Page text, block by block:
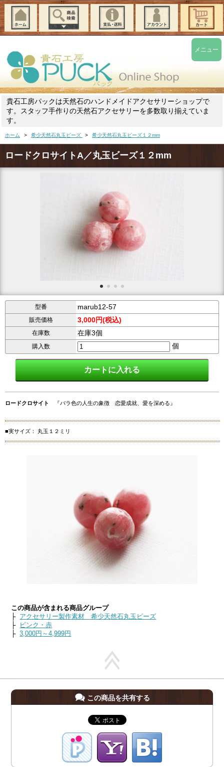
貴石工房パックは天然石のハンドメイドアクセサリーショップで
す。スタッフ手作りの天然石アクセサリーを多数取り揃えていま
す。
ホーム > 希少天然石丸玉ビーズ > 希少天然石丸玉ビーズ１２mm
ロードクロサイトA／丸玉ビーズ１２mm
型番 marub12-57
販売価格 3,000円(税込)
在庫数 在庫3個
購入数 個
ロードクロサイト 『バラ色の人生の象徴 恋愛成就、愛を深める』
■実サイズ： 丸玉１２ミリ
この商品が含まれる商品グループ
├ アクセサリー製作素材 希少天然石丸玉ビーズ
├
ピンク・赤
├3,000円～4,999円
この商品を共有する
メニュー